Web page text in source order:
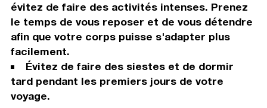
évitez de faire des activités intenses. Prenez
le temps de vous reposer et de vous détendre
afin que votre corps puisse s'adapter plus
facilement.
Évitez de faire des siestes et de dormir
tard pendant les premiers jours de votre
voyage.